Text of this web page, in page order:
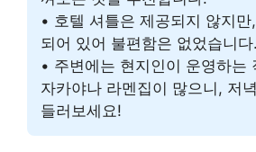
• 호텔 셔틀은 제공되지 않지
되어 있어 불편함은 없었습니다.
• 주변에는 현지인이 운영하는
자카야나 라멘집이 많으니, 저
들러보세요!